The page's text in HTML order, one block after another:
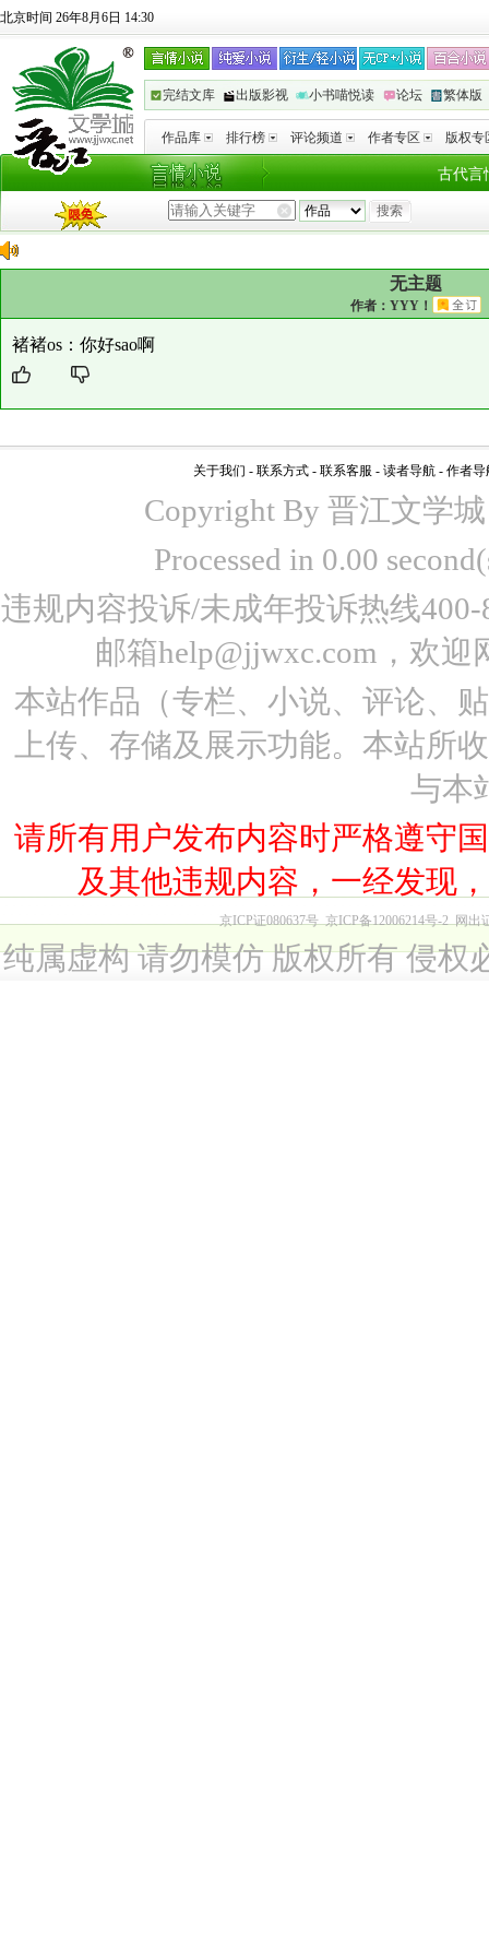
北京时间 26年8月6日 14:30
完结文库 出版影视 小书喵悦读 论坛 繁体版
作品库 排行榜 评论频道 作者专区 版权专
古代言
无主题
作者： YYY！
褚褚os：你好sao啊
关于我们 - 联系方式 - 联系客服 - 读者导航 - 作者导
Copyright By 晋江文学
Processed in 0.00
违规内容投诉/未成年投诉热线
邮箱help@jjwxc.com，欢
本站作品（专栏、小说、评论、
上传、存储及展示功能。本站所
与本
请所有用户发布内容时严格遵守
及其他违规内容，一经发现
京ICP证080637号 京ICP备12006214号-2 网出
纯属虚构 请勿模仿 版权所有 侵权